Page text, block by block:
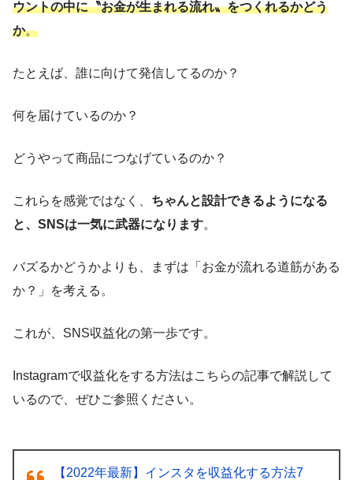
ウントの中に〝お金が生まれる流れ〟をつくれるかどう
か。
たとえば、誰に向けて発信してるのか？
何を届けているのか？
どうやって商品につなげているのか？
これらを感覚ではなく、 ちゃんと設計できるようになる
と、SNSは一気に武器になります。
バズるかどうかよりも、まずは「お金が流れる道筋がある
か？」を考える。
これが、SNS収益化の第一歩です。
Instagramで収益化をする方法はこちらの記事で解説して
いるので、ぜひご参照ください。
【2022年最新】インスタを収益化する方法7